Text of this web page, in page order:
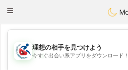
Handi
Toggle
💖
理想の相手を見つけよう
今すぐ出会い系アプリをダウンロード！